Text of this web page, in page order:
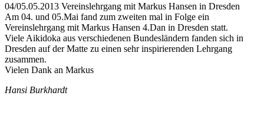
04/05.05.2013 Vereinslehrgang mit Markus Hansen in Dresden
Am 04. und 05.Mai fand zum zweiten mal in Folge ein
Vereinslehrgang mit Markus Hansen 4.Dan in Dresden statt.
Viele Aikidoka aus verschiedenen Bundesländern fanden sich in
Dresden auf der Matte zu einen sehr inspirierenden Lehrgang
zusammen.
Vielen Dank an Markus
Hansi Burkhardt